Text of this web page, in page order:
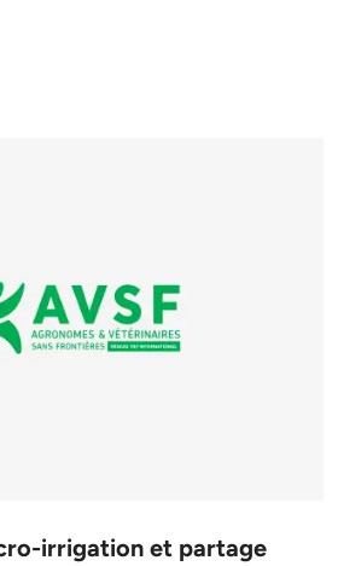
irrigation et partage